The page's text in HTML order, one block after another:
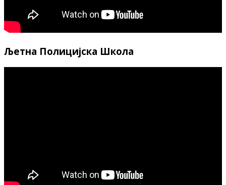
Љетна Полицијска Школа